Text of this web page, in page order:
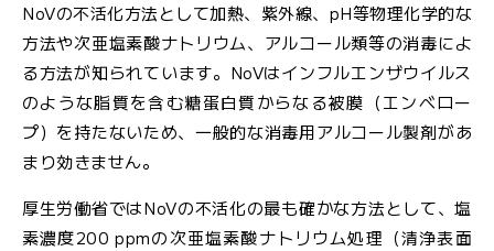
お
問
い
合
わ
せ
NoVの不活化方法として加熱、紫外線、pH等物理化学的な
方法や次亜塩素酸ナトリウム、アルコール類等の消毒によ
る方法が知られています。NoVはインフルエンザウイルス
のような脂質を含む糖蛋白質からなる被膜（エンベロー
プ）を持たないため、一般的な消毒用アルコール製剤があ
まり効きません。
厚生労働省ではNoVの不活化の最も確かな方法として、塩
素濃度200 ppmの次亜塩素酸ナトリウム処理（清浄表面